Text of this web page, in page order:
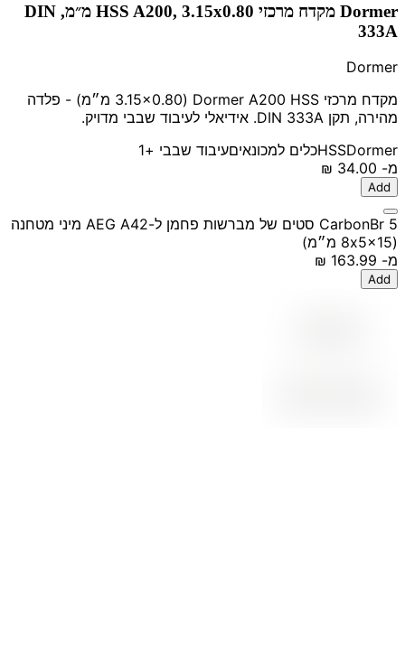
Dormer מקדח מרכזי HSS A200, 3.15x0.80 מ״מ, DIN
333A
Dormer
מקדח מרכזי Dormer A200 HSS (3.15x0.80 מ״מ) - פלדה
מהירה, תקן DIN 333A. אידיאלי לעיבוד שבבי מדויק.
HSSDormer כלים למכונאיםעיבוד שבבי +1
מ-
Add
CarbonBr 5 סטים של מברשות פחמן ל-AEG A42 מיני מטחנה
(8x5x15 מ״מ)
מ-
Add